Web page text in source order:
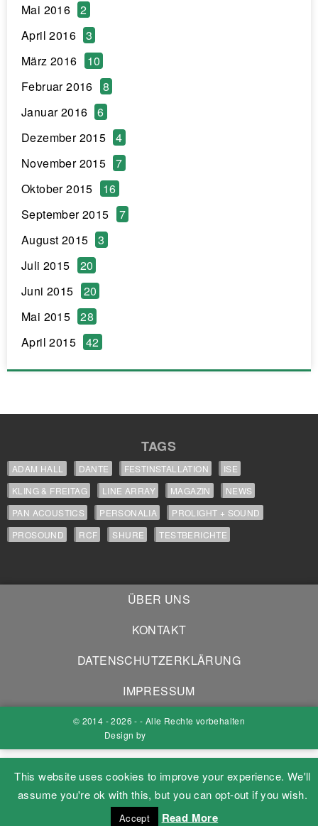
Mai 2016
2
April 2016
3
März 2016
10
Februar 2016
8
Januar 2016
6
Dezember 2015
4
November 2015
7
Oktober 2015
16
September 2015
7
August 2015
3
Juli 2015
20
Juni 2015
20
Mai 2015
28
April 2015
42
TAGS
ADAM HALL DANTE FESTINSTALLATION
ISE
KLING & FREITAG
LINE ARRAY MAGAZIN
NEWS
PAN ACOUSTICS
PERSONALIA
PROLIGHT + SOUND
PROSOUND
RCF SHURE TESTBERICHTE
ÜBER UNS
KONTAKT
DATENSCHUTZERKLÄRUNG
IMPRESSUM
© 2014 - 2026 - - Alle Rechte vorbehalten
Design by
This website uses cookies to improve your experience. We'll
assume you're ok with this, but you can opt-out if you wish.
Accept Read More